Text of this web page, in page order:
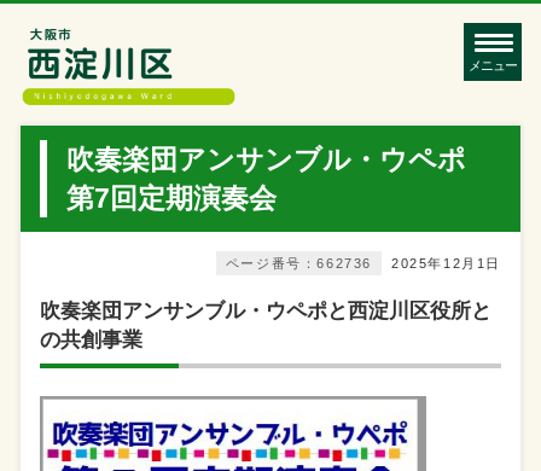
メニュー
吹奏楽団アンサンブル・ウペポ
第7回定期演奏会
2025年12月1日
ページ番号：662736
吹奏楽団アンサンブル・ウペポと西淀川区役所と
の共創事業